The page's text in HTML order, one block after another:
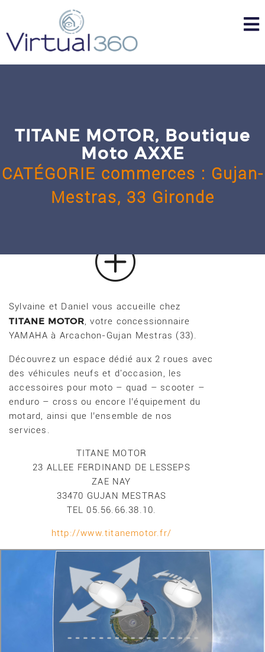
content
TITANE MOTOR, Boutique
Moto AXXE
CATÉGORIE commerces : Gujan-
Mestras, 33 Gironde
u
Sylvaine et Daniel vous accueille chez
TITANE MOTOR, votre concessionnaire
YAMAHA à Arcachon-Gujan Mestras (33).
Découvrez un espace dédié aux 2 roues avec
des véhicules neufs et d'occasion, les
accessoires pour moto – quad – scooter –
enduro – cross ou encore l’équipement du
motard, ainsi que l’ensemble de nos
services.
TITANE MOTOR
23 ALLEE FERDINAND DE LESSEPS
ZAE NAY
33470 GUJAN MESTRAS
TEL 05.56.66.38.10.
http://www.titanemotor.fr/